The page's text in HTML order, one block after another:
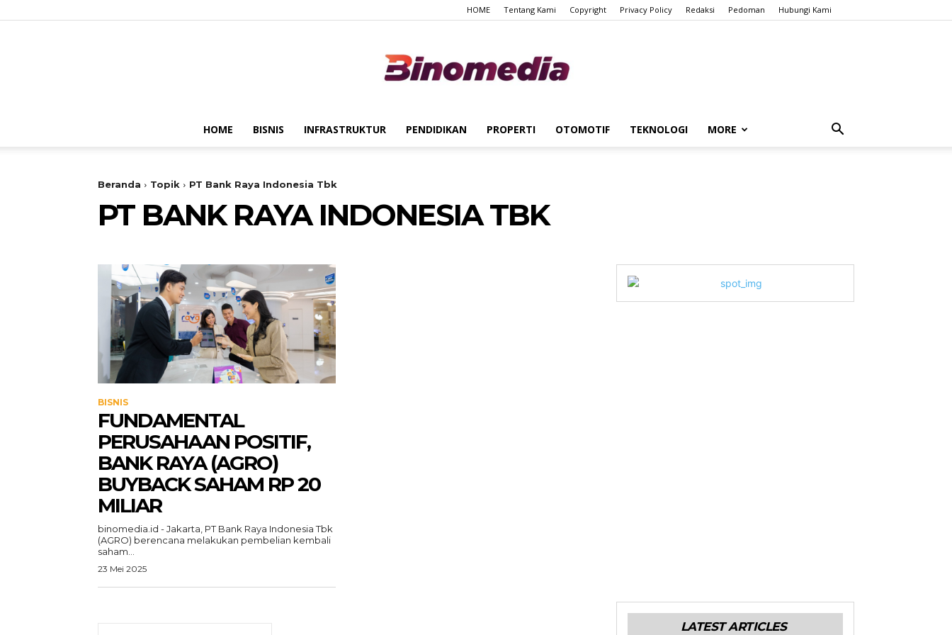
HOME Tentang Kami Copyright Privacy Policy Redaksi Pedoman Hubungi Kami
HOME BISNIS INFRASTRUKTUR PENDIDIKAN PROPERTI OTOMOTIF TEKNOLOGI MORE
Beranda Topik PT Bank Raya Indonesia Tbk
PT BANK RAYA INDONESIA TBK
BISNIS
FUNDAMENTAL
PERUSAHAAN POSITIF,
BANK RAYA (AGRO)
BUYBACK SAHAM RP 20
MILIAR
binomedia.id - Jakarta, PT Bank Raya Indonesia Tbk
(AGRO) berencana melakukan pembelian kembali
saham...
23 Mei 2025
LATEST ARTICLES